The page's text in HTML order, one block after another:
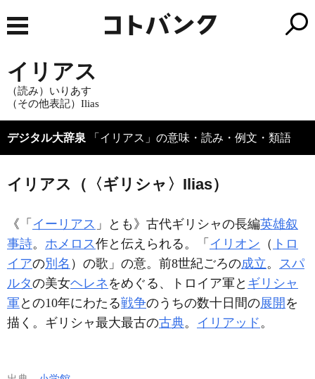
イリアス
（読み）いりあす
（その他表記）Ilias
デジタル大辞泉 「イリアス」の意味・読み・例文・類語
イリアス（〈ギリシャ〉Ilias）
《「 イーリアス 」とも》古代ギリシャの長編英雄叙
事詩。 ホメロス作と伝えられる。「 イリオン （ トロ
イアの別名 ）の歌」の意。前8世紀ごろの成立。 スパ
ルタの美女ヘレネ をめぐる、トロイア軍と ギリシャ
軍 との10年にわたる戦争のうちの数十日間の展開 を
描く。ギリシャ最大最古の古典。 イリアッド。